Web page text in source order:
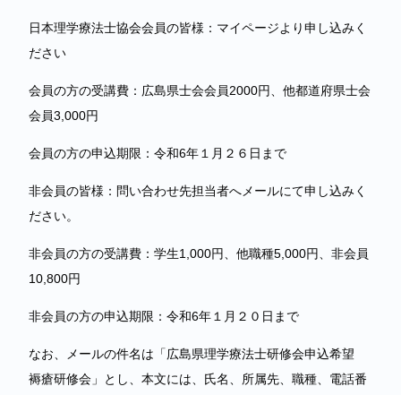
日本理学療法士協会会員の皆様：マイページより申し込みく
ださい
会員の方の受講費：広島県士会会員2000円、他都道府県士会
会員3,000円
会員の方の申込期限：令和6年１月２６日まで
非会員の皆様：問い合わせ先担当者へメールにて申し込みく
ださい。
非会員の方の受講費：学生1,000円、他職種5,000円、非会員
10,800円
非会員の方の申込期限：令和6年１月２０日まで
なお、メールの件名は「広島県理学療法士研修会申込希望
褥瘡研修会」とし、本文には、氏名、所属先、職種、電話番